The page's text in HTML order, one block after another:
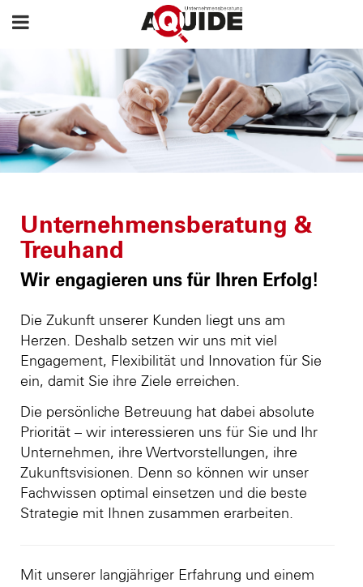
Unternehmensberatung &
Treuhand
Wir engagieren uns für Ihren Erfolg!
Die Zukunft unserer Kunden liegt uns am
Herzen. Deshalb setzen wir uns mit viel
Engagement, Flexibilität und Innovation für Sie
ein, damit Sie ihre Ziele erreichen.
Die persönliche Betreuung hat dabei absolute
Priorität – wir interessieren uns für Sie und Ihr
Unternehmen, ihre Wertvorstellungen, ihre
Zukunftsvisionen. Denn so können wir unser
Fachwissen optimal einsetzen und die beste
Strategie mit Ihnen zusammen erarbeiten.
Mit unserer langjähriger Erfahrung und einem